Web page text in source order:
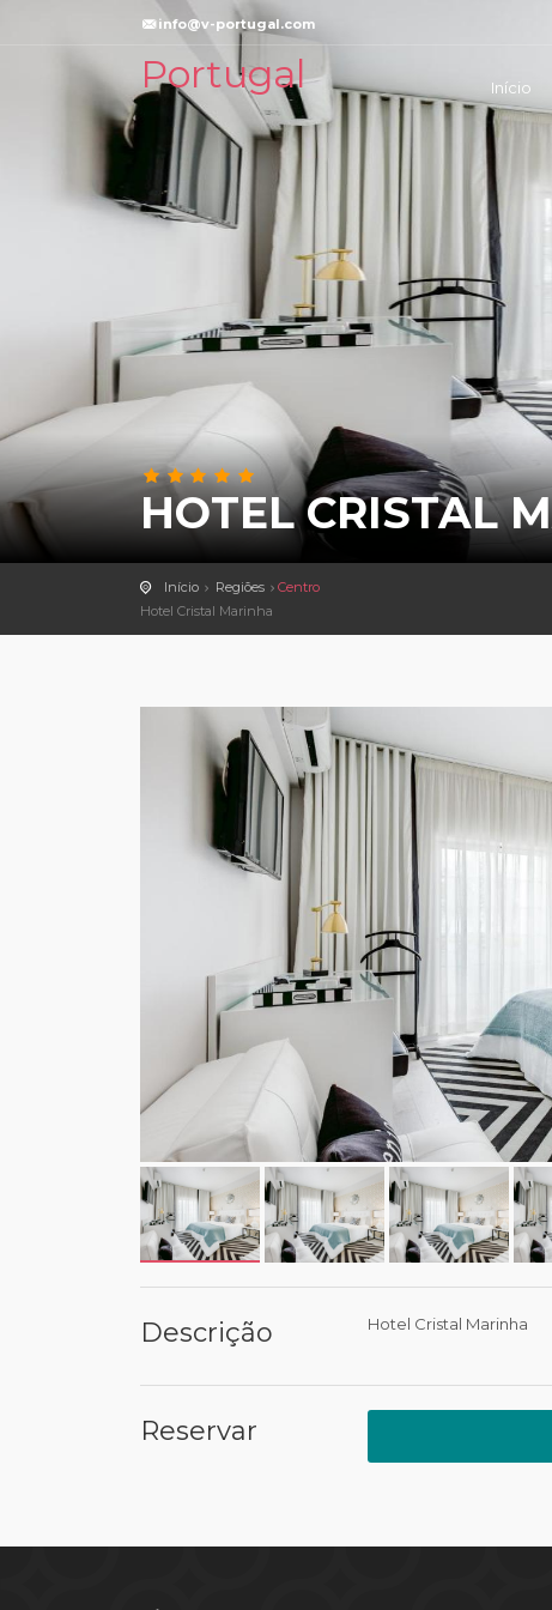
info@v-portugal.com
Portugal Início
HOTEL CRISTAL
Início Regiões
Centro
Hotel Cristal Marinha
Descrição Hotel Cristal Marinha
Reservar